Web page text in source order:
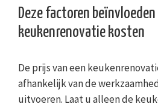
Deze factoren beïnvloeden
keukenrenovatie kosten
De prijs van een
afhankelijk van de
uitvoeren. Laat u alleen de